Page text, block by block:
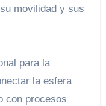
movilidad y sus
para la
la esfera
con procesos